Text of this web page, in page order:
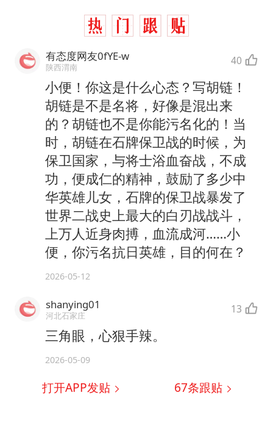
有态度网友0fYE-w
陕西渭南 40
小便！你这是什么心态？写胡链！
胡链是不是名将，好像是混出来
的？胡链也不是你能污名化的！当
时，胡链在石牌保卫战的时候，为
保卫国家，与将士浴血奋战，不成
功，便成仁的精神，鼓励了多少中
华英雄儿女，石牌的保卫战暴发了
世界二战史上最大的白刃战战斗，
上万人近身肉搏，血流成河……小
便，你污名抗日英雄，目的何在？
2026-05-12
shanying01
河北石家庄 13
三角眼，心狠手辣。
2026-05-09
打开APP发贴 67条跟贴